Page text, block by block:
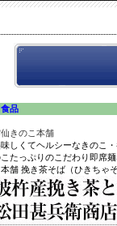
品
仙きのこ本舗
しくてヘルシーなきのこ
たっぷりのこだわり即席
本舗 挽き茶そば（ひきちゃ